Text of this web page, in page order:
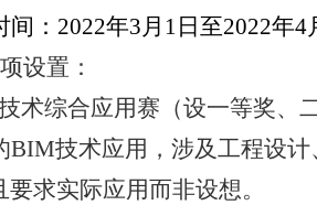
： 2022年3月 1 日至2022年4
设置：
术综合应用赛（设一等奖、
BIM技术应用，涉及工程设
求实际应用而非设想。